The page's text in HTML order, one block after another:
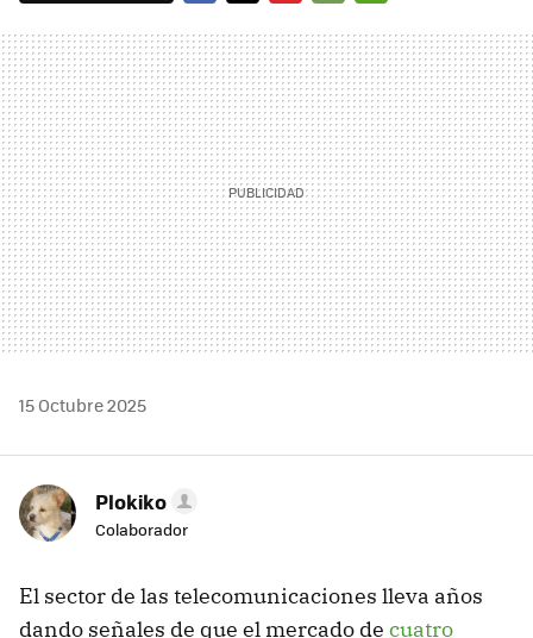
MAIL
15 Octubre 2025
Plokiko
Colaborador
El sector de las telecomunicaciones lleva años
dando señales de que el mercado de cuatro